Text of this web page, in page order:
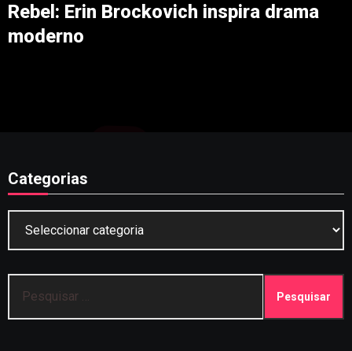
Rebel: Erin Brockovich inspira drama
moderno
Categorias
por: